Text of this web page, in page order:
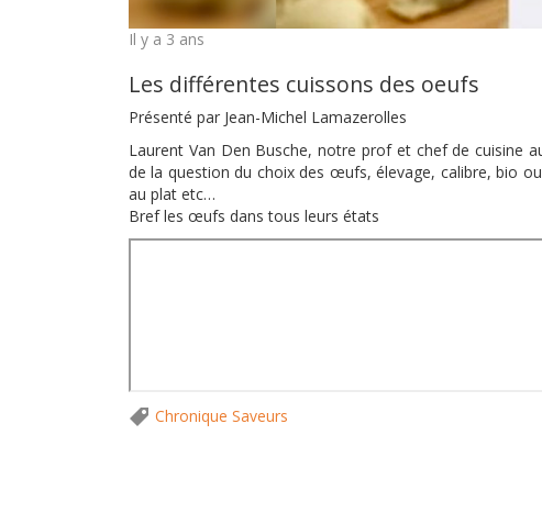
Il y a 3 ans
Les différentes cuissons des oeufs
Présenté par Jean-Michel Lamazerolles
Laurent Van Den Busche, notre prof et chef de cuisine
de la question du choix des œufs, élevage, calibre, bio
au plat etc…
Bref les œufs dans tous leurs états
Chronique Saveurs